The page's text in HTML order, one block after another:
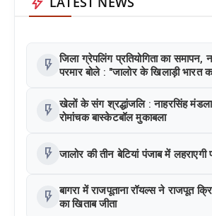
flash_on जिला ग्रेपलिंग प्रतियोगिता का समापन,
परमार बोले : "जालोर के खिलाड़ी भारत
flash_on खेलों के संग श्रद्धांजलि : नाहरसिंह
रोमांचक बास्केटबॉल मुकाबला
flash_on जालोर की तीन बेटियां पंजाब में लहराएगी
flash_on बागरा में राजपूताना रॉयल्स ने राजपूत
का खिताब जीता